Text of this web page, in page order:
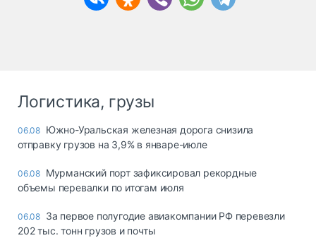
Логистика, грузы
06.08 Южно-Уральская железная дорога снизила
отправку грузов на 3,9% в январе-июле
06.08 Мурманский порт зафиксировал рекордные
объемы перевалки по итогам июля
06.08 За первое полугодие авиакомпании РФ перевезли
202 тыс. тонн грузов и почты